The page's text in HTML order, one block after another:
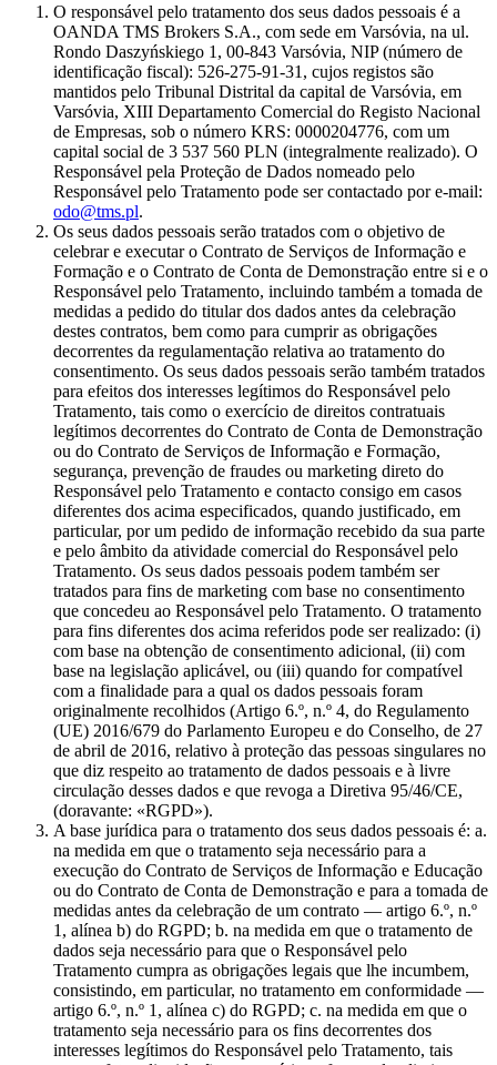
O responsável pelo tratamento dos seus dados pessoais é a
OANDA TMS Brokers S.A., com sede em Varsóvia, na ul.
Rondo Daszyńskiego 1, 00-843 Varsóvia, NIP (número de
identificação fiscal): 526-275-91-31, cujos registos são
mantidos pelo Tribunal Distrital da capital de Varsóvia, em
Varsóvia, XIII Departamento Comercial do Registo Nacional
de Empresas, sob o número KRS: 0000204776, com um
capital social de 3 537 560 PLN (integralmente realizado). O
Responsável pela Proteção de Dados nomeado pelo
Responsável pelo Tratamento pode ser contactado por e-mail:
odo@tms.pl.
Os seus dados pessoais serão tratados com o objetivo de
celebrar e executar o Contrato de Serviços de Informação e
Formação e o Contrato de Conta de Demonstração entre si e o
Responsável pelo Tratamento, incluindo também a tomada de
medidas a pedido do titular dos dados antes da celebração
destes contratos, bem como para cumprir as obrigações
decorrentes da regulamentação relativa ao tratamento do
consentimento. Os seus dados pessoais serão também tratados
para efeitos dos interesses legítimos do Responsável pelo
Tratamento, tais como o exercício de direitos contratuais
legítimos decorrentes do Contrato de Conta de Demonstração
ou do Contrato de Serviços de Informação e Formação,
segurança, prevenção de fraudes ou marketing direto do
Responsável pelo Tratamento e contacto consigo em casos
diferentes dos acima especificados, quando justificado, em
particular, por um pedido de informação recebido da sua parte
e pelo âmbito da atividade comercial do Responsável pelo
Tratamento. Os seus dados pessoais podem também ser
tratados para fins de marketing com base no consentimento
que concedeu ao Responsável pelo Tratamento. O tratamento
para fins diferentes dos acima referidos pode ser realizado: (i)
com base na obtenção de consentimento adicional, (ii) com
base na legislação aplicável, ou (iii) quando for compatível
com a finalidade para a qual os dados pessoais foram
originalmente recolhidos (Artigo 6.º, n.º 4, do Regulamento
(UE) 2016/679 do Parlamento Europeu e do Conselho, de 27
de abril de 2016, relativo à proteção das pessoas singulares no
que diz respeito ao tratamento de dados pessoais e à livre
circulação desses dados e que revoga a Diretiva 95/46/CE,
(doravante: «RGPD»).
A base jurídica para o tratamento dos seus dados pessoais é: a.
na medida em que o tratamento seja necessário para a
execução do Contrato de Serviços de Informação e Educação
ou do Contrato de Conta de Demonstração e para a tomada de
medidas antes da celebração de um contrato — artigo 6.º, n.º
1, alínea b) do RGPD; b. na medida em que o tratamento de
dados seja necessário para que o Responsável pelo
Tratamento cumpra as obrigações legais que lhe incumbem,
consistindo, em particular, no tratamento em conformidade —
artigo 6.º, n.º 1, alínea c) do RGPD; c. na medida em que o
tratamento seja necessário para os fins decorrentes dos
interesses legítimos do Responsável pelo Tratamento, tais